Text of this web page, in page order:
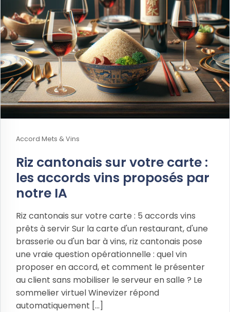
Accord Mets & Vins
Riz cantonais sur votre carte :
les accords vins proposés par
notre IA
Riz cantonais sur votre carte : 5 accords vins
prêts à servir Sur la carte d'un restaurant, d'une
brasserie ou d'un bar à vins, riz cantonais pose
une vraie question opérationnelle : quel vin
proposer en accord, et comment le présenter
au client sans mobiliser le serveur en salle ? Le
sommelier virtuel Winevizer répond
automatiquement [...]